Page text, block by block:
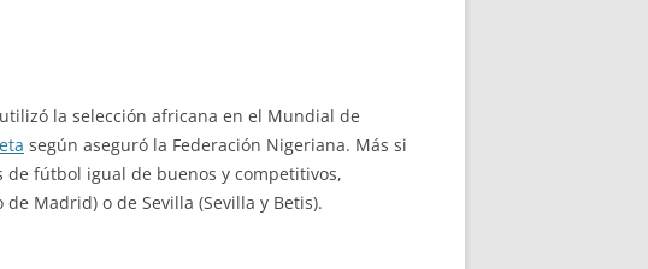
la selección africana en el Mundial de
según aseguró la Federación Nigeriana. Más si
fútbol igual de buenos y competitivos,
Madrid) o de Sevilla (Sevilla y Betis).